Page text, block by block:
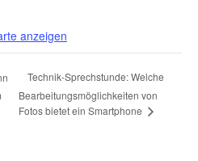
anzeigen
Technik-Sprechstunde: Welche
Bearbeitungsmöglichkeiten von
Fotos bietet ein Smartphone